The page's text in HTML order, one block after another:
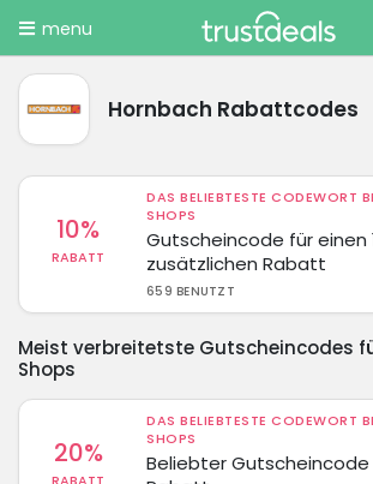
menu
Hornbach Rabattcodes
10%
RABATT
DAS BELIEBTESTE CODEWORT
SHOPS
Gutscheincode für einen
zusätzlichen Rabatt
659 BENUTZT
Meist verbreitetste Gutscheincodes
Shops
20%
DAS BELIEBTESTE CODEWORT
SHOPS
Beliebter Gutscheincode